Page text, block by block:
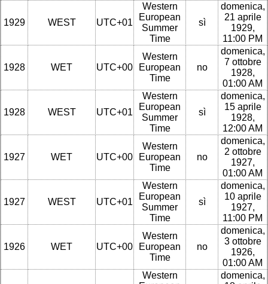
1929 WEST UTC+01
Western
European
Summer
Time
sì
domenica,
21 aprile
1929,
11:00 PM
1928 WET UTC+00
Western
European
Time
no
domenica,
7 ottobre
1928,
01:00 AM
1928 WEST UTC+01
Western
European
Summer
Time
sì
domenica,
15 aprile
1928,
12:00 AM
1927 WET UTC+00
Western
European
Time
no
domenica,
2 ottobre
1927,
01:00 AM
1927 WEST UTC+01
Western
European
Summer
Time
sì
domenica,
10 aprile
1927,
11:00 PM
1926 WET UTC+00
Western
European
Time
no
domenica,
3 ottobre
1926,
01:00 AM
Western
domenica,